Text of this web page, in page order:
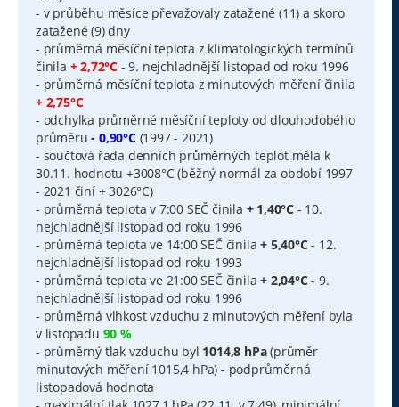
- v průběhu měsíce převažovaly zatažené (11) a skoro
zatažené (9) dny
- průměrná měsíční teplota z klimatologických termínů
činila + 2,72°C - 9. nejchladnější listopad od roku 1996
- průměrná měsíční teplota z minutových měření činila
+ 2,75°C
- odchylka průměrné měsíční teploty od dlouhodobého
průměru- 0,90°C(1997 - 2021)
- součtová řada denních průměrných teplot měla k
30.11. hodnotu +3008°C (běžný normál za období 1997
- 2021 činí + 3026°C)
- průměrná teplota v 7:00 SEČ činila + 1,40°C - 10.
nejchladnější listopad od roku 1996
- průměrná teplota ve 14:00 SEČ činila+ 5,40°C- 12.
nejchladnější listopad od roku 1993
- průměrná teplota ve 21:00 SEČ činila+ 2,04°C- 9.
nejchladnější listopad od roku 1996
- průměrná vlhkost vzduchu z minutových měření byla
v listopadu 90 %
- průměrný tlak vzduchu byl 1014,8 hPa(průměr
minutových měření 1015,4 hPa) - podprůměrná
listopadová hodnota